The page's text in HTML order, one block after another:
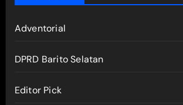
Adventorial
DPRD Barito Selatan
Editor Pick